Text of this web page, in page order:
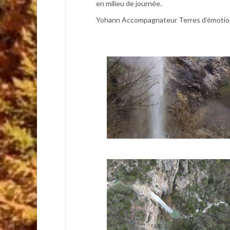
en milieu de journée.
Yohann Accompagnateur Terres